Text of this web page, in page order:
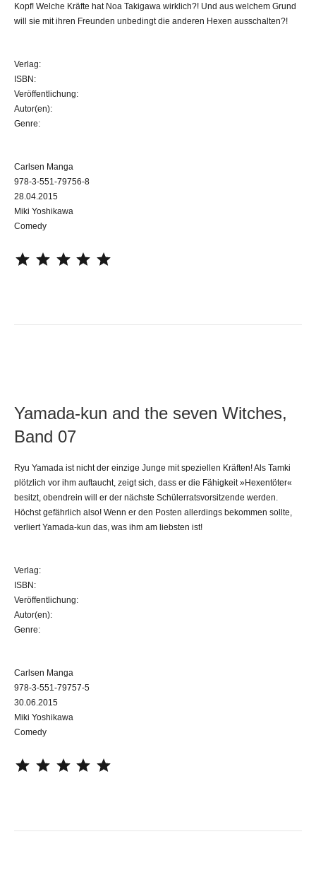
Kopf! Welche Kräfte hat Noa Takigawa wirklich?! Und aus welchem Grund
will sie mit ihren Freunden unbedingt die anderen Hexen ausschalten?!
Verlag:
ISBN:
Veröffentlichung:
Autor(en):
Genre:
Carlsen Manga
978-3-551-79756-8
28.04.2015
Miki Yoshikawa
Comedy
Yamada-kun and the seven Witches,
Band 07
Ryu Yamada ist nicht der einzige Junge mit speziellen Kräften! Als Tamki
plötzlich vor ihm auftaucht, zeigt sich, dass er die Fähigkeit »Hexentöter«
besitzt, obendrein will er der nächste Schülerratsvorsitzende werden.
Höchst gefährlich also! Wenn er den Posten allerdings bekommen sollte,
verliert Yamada-kun das, was ihm am liebsten ist!
Verlag:
ISBN:
Veröffentlichung:
Autor(en):
Genre:
Carlsen Manga
978-3-551-79757-5
30.06.2015
Miki Yoshikawa
Comedy